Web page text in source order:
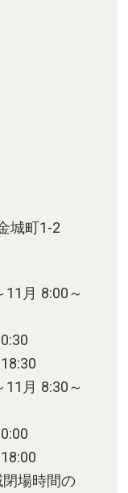
城町1-2
月 8:00～
月 8:30～
場時間の